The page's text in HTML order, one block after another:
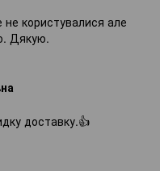
користувалися але
Дякую.
доставку.👍